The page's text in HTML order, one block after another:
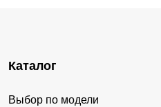
Каталог
Выбор по модели